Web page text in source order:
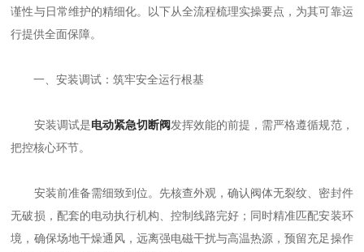
谨性与日常维护的精细化。以下从全流程梳理实操要点，为其可靠运
行提供全面保障。
一、安装调试：筑牢安全运行根基
安装调试是电动紧急切断阀发挥效能的前提，需严格遵循规范，
把控核心环节。
安装前准备需细致到位。先核查外观，确认阀体无裂纹、密封件
无破损，配套的电动执行机构、控制线路完好；同时精准匹配安装环
境，确保场地干燥通风，远离强电磁干扰与高温热源，预留充足操作